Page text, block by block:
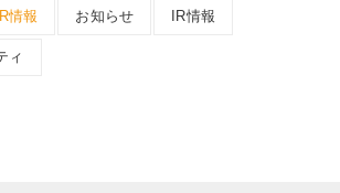
情報 お知らせ IR情報
ィ